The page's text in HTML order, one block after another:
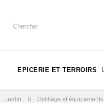
EPICERIE ET TERROIRS
Jardin Outillage et